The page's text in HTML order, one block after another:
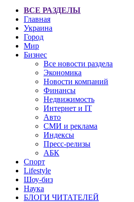
ВСЕ РАЗДЕЛЫ
Главная
Украина
Город
Мир
Бизнес
Все новости раздела
Экономика
Новости компаний
Финансы
Недвижимость
Интернет и IT
Авто
СМИ и реклама
Индексы
Пресс-релизы
АБК
Спорт
Lifestyle
Шоу-биз
Наука
БЛОГИ ЧИТАТЕЛЕЙ